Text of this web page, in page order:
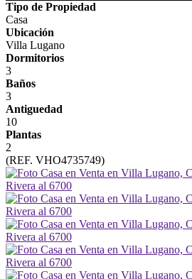
Tipo de Propiedad
Casa
Ubicación
Villa Lugano
Dormitorios
3
Baños
3
Antiguedad
10
Plantas
2
(REF. VHO4735749)